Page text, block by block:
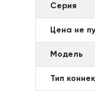
Серия
Цена не
Модель
Тип